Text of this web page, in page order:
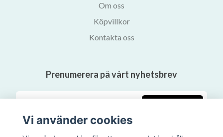
Om oss
Köpvillkor
Kontakta oss
Prenumerera på vårt nyhetsbrev
Vi använder cookies